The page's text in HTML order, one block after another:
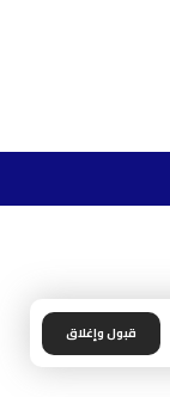
قبول وإغلاق